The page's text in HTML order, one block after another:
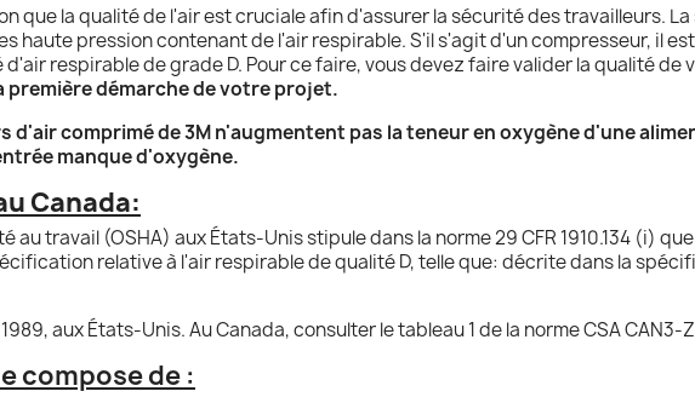
que la qualité de l'air est cruciale afin d'assurer la sécurité des travailleurs.
haute pression contenant de l'air respirable. S'il s'agit d'un compresseur, il
respirable de grade D. Pour ce faire, vous devez faire valider la qualité de
première démarche de votre projet.
d'air comprimé de 3M n'augmentent pas la teneur en oxygène d'une
manque d'oxygène.
Canada:
travail (OSHA) aux États-Unis stipule dans la norme 29 CFR 1910.134 (i)
relative à l'air respirable de qualité D, telle que: décrite dans la
aux États-Unis. Au Canada, consulter le tableau 1 de la norme CSA CAN3-
compose de :